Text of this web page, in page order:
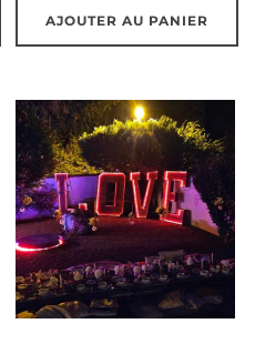
AJOUTER AU PANIER